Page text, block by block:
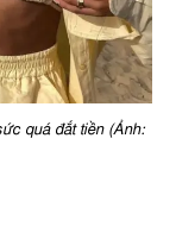
quá đắt tiền (Ảnh: